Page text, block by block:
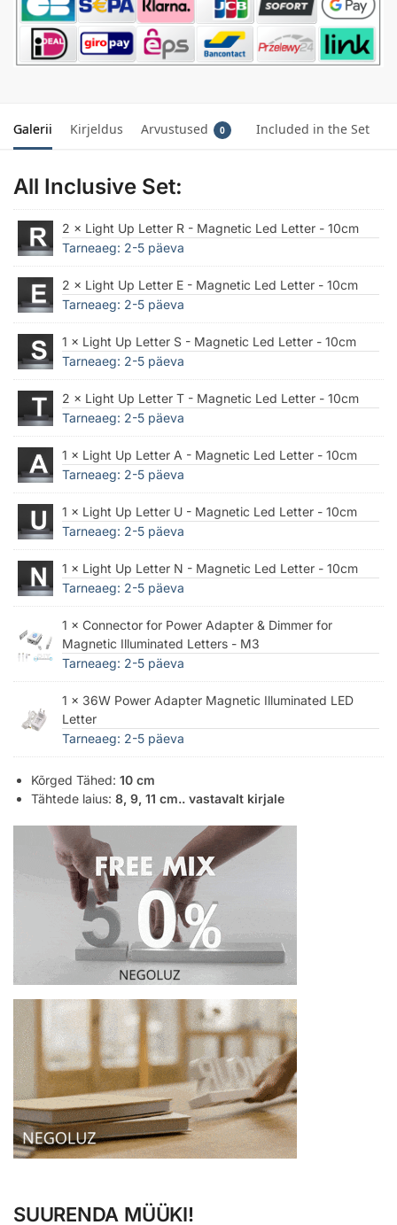
Galerii Kirjeldus Arvustused 0 Included in the Set
All Inclusive Set:
2 × Light Up Letter R - Magnetic Led Letter - 10cm
Tarneaeg: 2-5 päeva
2 × Light Up Letter E - Magnetic Led Letter - 10cm
Tarneaeg: 2-5 päeva
1 × Light Up Letter S - Magnetic Led Letter - 10cm
Tarneaeg: 2-5 päeva
2 × Light Up Letter T - Magnetic Led Letter - 10cm
Tarneaeg: 2-5 päeva
1 × Light Up Letter A - Magnetic Led Letter - 10cm
Tarneaeg: 2-5 päeva
1 × Light Up Letter U - Magnetic Led Letter - 10cm
Tarneaeg: 2-5 päeva
1 × Light Up Letter N - Magnetic Led Letter - 10cm
Tarneaeg: 2-5 päeva
1 × Connector for Power Adapter & Dimmer for
Magnetic Illuminated Letters - M3
Tarneaeg: 2-5 päeva
1 × 36W Power Adapter Magnetic Illuminated LED
Letter
Tarneaeg: 2-5 päeva
Kõrged Tähed: 10 cm
Tähtede laius: 8, 9, 11 cm.. vastavalt kirjale
SUURENDA MÜÜKI!